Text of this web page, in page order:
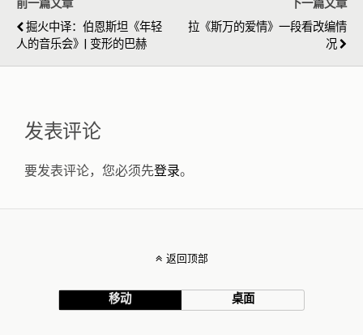
前一篇文章
掘火中译：伯恩斯坦《年轻
人的音乐会》| 变形的巴赫
下一篇文章
拉《斯万的爱情》一段看改编情
况
发表评论
要发表评论，您必须先登录。
返回顶部
移动 桌面